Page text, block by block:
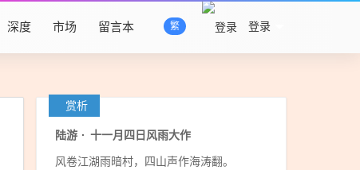
登录
繁
深度 市场 留言本
赏析
陆游 · 十一月四日风雨大作
风卷江湖雨暗村，四山声作海涛翻。